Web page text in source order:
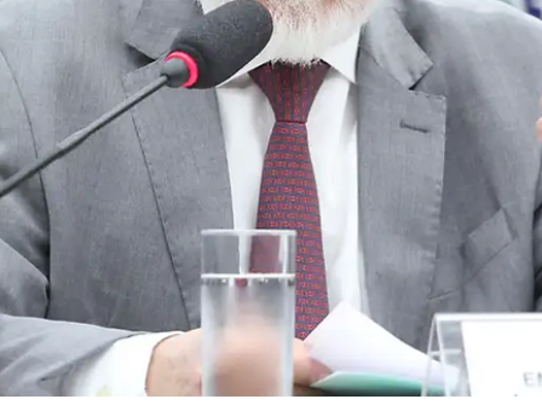
Raul Silva
19 de jun.
4 min de leitura
NOTÍCIAS
Como dar block no Tigrinho pelo gov.br e
apostas com o CPF
Ferramenta oficial do gov.br permite bloquear o CPF em casas de
apostas autorizadas. Entenda como funciona a autoexclusão
centralizada e o que fazer se o Tigrinho estiver em site clandestino.